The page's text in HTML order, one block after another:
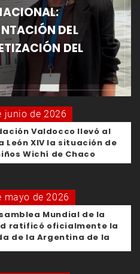
DEL
DEL
junio de 2026
Valdocco llevó al
León XIV la situación de
Wichí de Chaco
mayo de 2026
Mundial de la
ratificó oficialmente la
de la Argentina de la